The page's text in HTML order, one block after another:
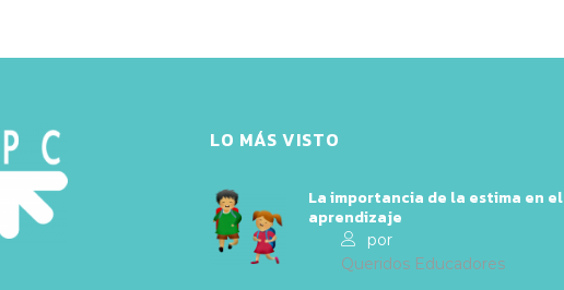
LO MÁS VISTO
La importancia de la estima en el
aprendizaje
por
Queridos Educadores